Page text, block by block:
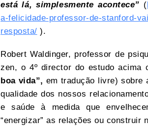
está lá, simplesmente acontece” (
a-felicidade-professor-de-stanford-
resposta/ ).
Robert Waldinger, professor de
zen, o 4º director do estudo acima
boa vida”, em tradução livre) sobre
qualidade dos nossos
e saúde à medida que
“energizar” as relações ou construir